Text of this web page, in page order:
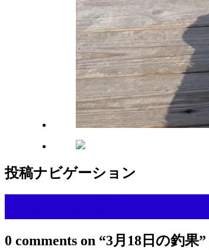
投稿ナビゲーション
0 comments on “3月18日の釣果”